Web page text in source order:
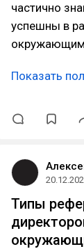
частично
успешны в
Показать
Типы